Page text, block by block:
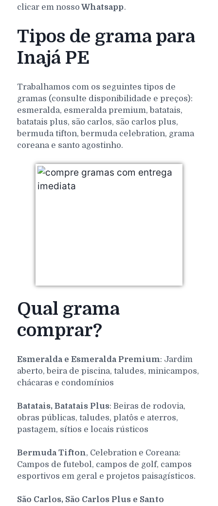
clicar em nosso Whatsapp.
Tipos de grama para
Inajá PE
Trabalhamos com os seguintes tipos de
gramas (consulte disponibilidade e preços):
esmeralda, esmeralda premium, batatais,
batatais plus, são carlos, são carlos plus,
bermuda tifton, bermuda celebration, grama
coreana e santo agostinho.
Qual grama
comprar?
Esmeralda e Esmeralda Premium: Jardim
aberto, beira de piscina, taludes, minicampos,
chácaras e condomínios
Batatais, Batatais Plus: Beiras de rodovia,
obras públicas, taludes, platôs e aterros,
pastagem, sítios e locais rústicos
Bermuda Tifton, Celebration e Coreana:
Campos de futebol, campos de golf, campos
esportivos em geral e projetos paisagísticos.
São Carlos, São Carlos Plus e Santo